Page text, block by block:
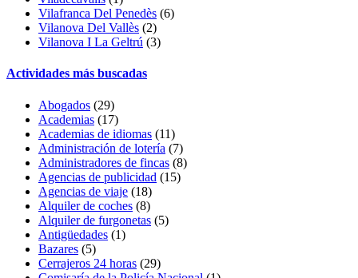
Vilafranca Del Penedès (6)
Vilanova Del Vallès (2)
Vilanova I La Geltrú (3)
Actividades más buscadas
Abogados (29)
Academias (17)
Academias de idiomas (11)
Administración de lotería (7)
Administradores de fincas (8)
Agencias de publicidad (15)
Agencias de viaje (18)
Alquiler de coches (8)
Alquiler de furgonetas (5)
Antigüedades (1)
Bazares (5)
Cerrajeros 24 horas (29)